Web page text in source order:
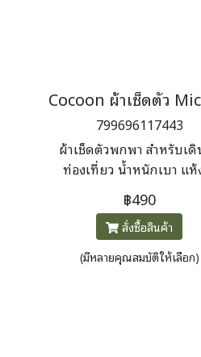
799696117443
ผ้าเช็ดตัวพกพา สำหรับเ
ท่องเที่ยว น้ำหนักเบา แห้
เหมาะสำหรับทุกการเดินท
฿490
สั่งซื้อสินค้า
(มีหลายคุณสมบัติให้เลือก)